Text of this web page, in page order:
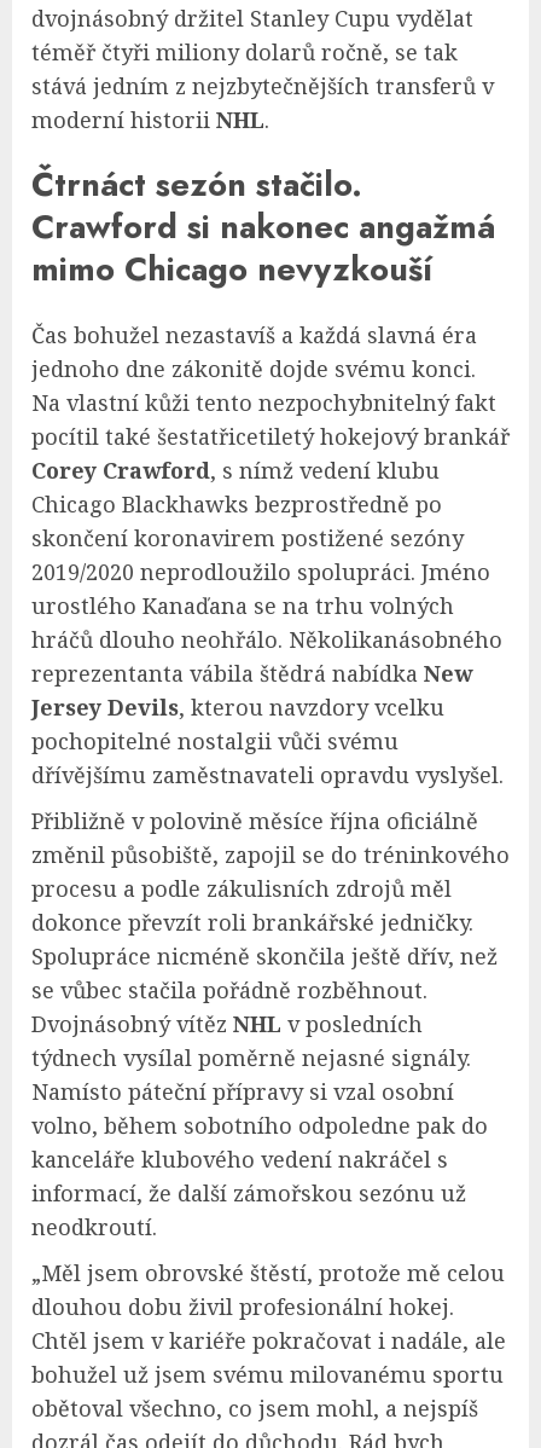
dvojnásobný držitel Stanley Cupu vydělat
téměř čtyři miliony dolarů ročně, se tak
stává jedním z nejzbytečnějších transferů v
moderní historii NHL.
Čtrnáct sezón stačilo.
Crawford si nakonec angažmá
mimo Chicago nevyzkouší
Čas bohužel nezastavíš a každá slavná éra
jednoho dne zákonitě dojde svému konci.
Na vlastní kůži tento nezpochybnitelný fakt
pocítil také šestatřicetiletý hokejový brankář
Corey Crawford, s nímž vedení klubu
Chicago Blackhawks bezprostředně po
skončení koronavirem postižené sezóny
2019/2020 neprodloužilo spolupráci. Jméno
urostlého Kanaďana se na trhu volných
hráčů dlouho neohřálo. Několikanásobného
reprezentanta vábila štědrá nabídka New
Jersey Devils, kterou navzdory vcelku
pochopitelné nostalgii vůči svému
dřívějšímu zaměstnavateli opravdu vyslyšel.
Přibližně v polovině měsíce října oficiálně
změnil působiště, zapojil se do tréninkového
procesu a podle zákulisních zdrojů měl
dokonce převzít roli brankářské jedničky.
Spolupráce nicméně skončila ještě dřív, než
se vůbec stačila pořádně rozběhnout.
Dvojnásobný vítěz NHL v posledních
týdnech vysílal poměrně nejasné signály.
Namísto páteční přípravy si vzal osobní
volno, během sobotního odpoledne pak do
kanceláře klubového vedení nakráčel s
informací, že další zámořskou sezónu už
neodkroutí.
„Měl jsem obrovské štěstí, protože mě celou
dlouhou dobu živil profesionální hokej.
Chtěl jsem v kariéře pokračovat i nadále, ale
bohužel už jsem svému milovanému sportu
obětoval všechno, co jsem mohl, a nejspíš
dozrál čas odejít do důchodu. Rád bych